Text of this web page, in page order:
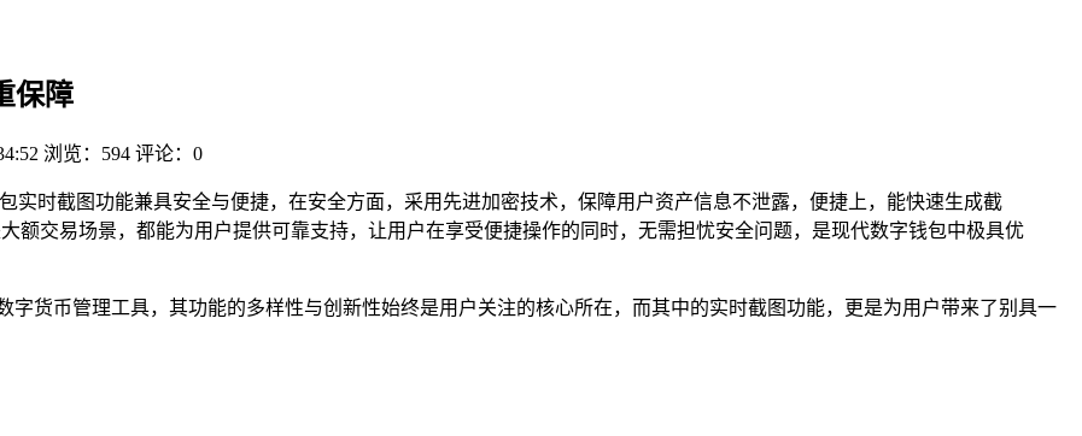
保障
浏览：594 评论：0
实时截图功能兼具安全与便捷，在安全方面，采用先进加密技术，保障用户资产信息不泄露，便捷上，能快速生成截
额交易场景，都能为用户提供可靠支持，让用户在享受便捷操作的同时，无需担忧安全问题，是现代数字钱包中极具优
货币管理工具，其功能的多样性与创新性始终是用户关注的核心所在，而其中的实时截图功能，更是为用户带来了别具一